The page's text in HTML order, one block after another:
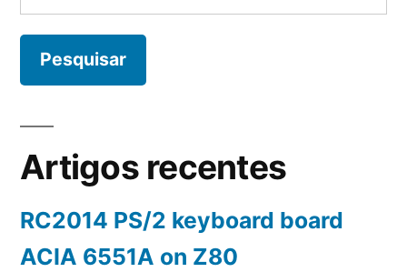
por:
Artigos recentes
RC2014 PS/2 keyboard board
ACIA 6551A on Z80